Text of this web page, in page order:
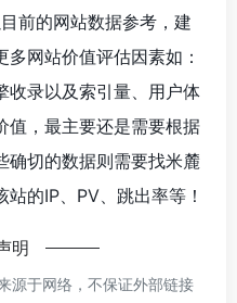
前的网站数据参考，建
网站价值评估因素如：
收录以及索引量、用户体
值，最主要还是需要根据
确切的数据则需要找米麓
的IP、PV、跳出率等！
明
源于网络，不保证外部链接